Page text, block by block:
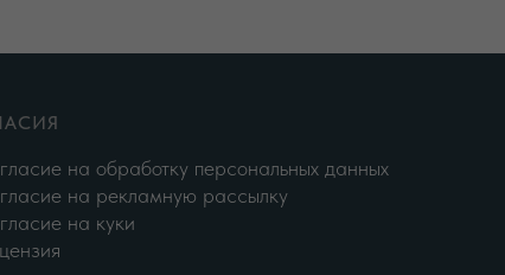
на обработку персональных данных
на рекламную рассылку
на куки